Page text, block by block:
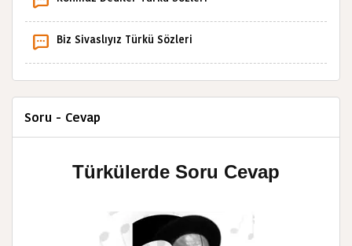
Biz Sivaslıyız Türkü Sözleri
Soru - Cevap
Türkülerde Soru Cevap